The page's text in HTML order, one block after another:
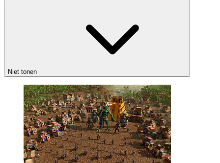
Niet tonen